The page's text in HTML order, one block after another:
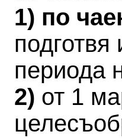
1) по
периода
2) от 1